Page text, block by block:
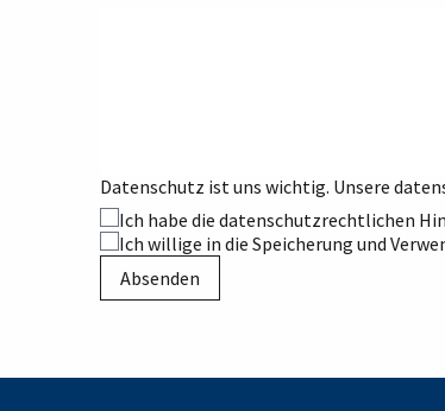
Datenschutz ist uns wichtig. Unsere
Ich habe die datenschutzrechtlichen
Ich willige in die Speicherung und
Absenden